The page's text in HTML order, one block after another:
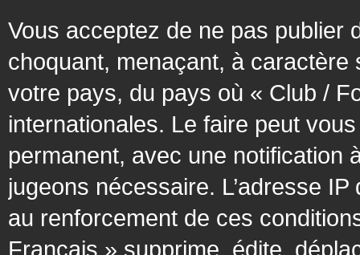
Vous acceptez de ne pas publier
choquant, menaçant, à
votre pays, du pays où « Club /
internationales. Le faire peut
permanent, avec une notification
jugeons nécessaire. L’adresse
au renforcement de ces
Français » supprime, édite,